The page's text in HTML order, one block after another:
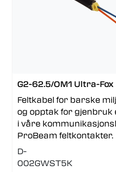
G2-62.5/OM1 Ultra-Fox
Feltkabel for barske
og opptak for gjenbruk
i våre
ProBeam feltkontakter.
D-
002GWST5K